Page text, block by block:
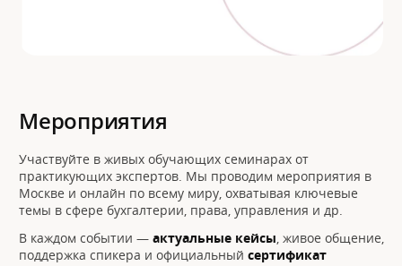
Мероприятия
Участвуйте в живых обучающих семинарах от
практикующих экспертов. Мы проводим мероприятия в
Москве и онлайн по всему миру, охватывая ключевые
темы в сфере бухгалтерии, права, управления и др.
В каждом событии — актуальные кейсы, живое общение,
поддержка спикера и официальный сертификат